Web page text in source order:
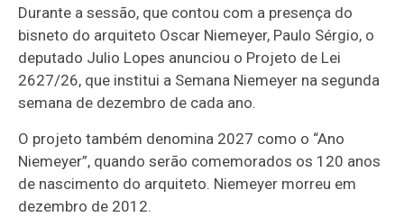
Durante a sessão, que contou com a presença do
bisneto do arquiteto Oscar Niemeyer, Paulo Sérgio, o
deputado Julio Lopes anunciou o Projeto de Lei
2627/26, que institui a Semana Niemeyer na segunda
semana de dezembro de cada ano.
O projeto também denomina 2027 como o “Ano
Niemeyer”, quando serão comemorados os 120 anos
de nascimento do arquiteto. Niemeyer morreu em
dezembro de 2012.